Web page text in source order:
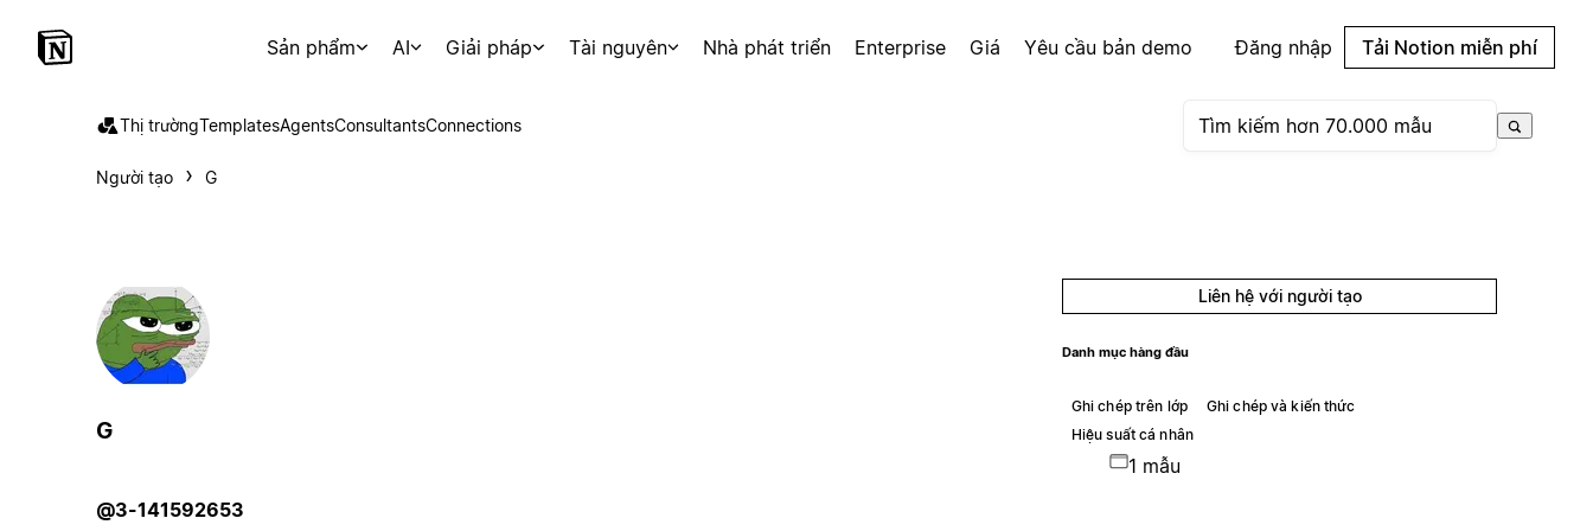
Sản phẩm AI Giải pháp Tài nguyên Nhà phát triển Enterprise Giá Yêu cầu bản demo Đăng nhập Tải Notion miễn phí
Thị trườngTemplatesAgentsConsultantsConnections
Người tạo G
G
@3-141592653
Liên hệ với người tạo
Danh mục hàng đầu
Ghi chép trên lớp
Ghi chép và kiến thức
Hiệu suất cá nhân
1 mẫu